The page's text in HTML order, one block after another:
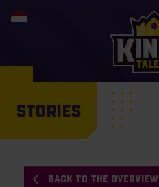
STORIES
BACK TO THE OVERVIEW